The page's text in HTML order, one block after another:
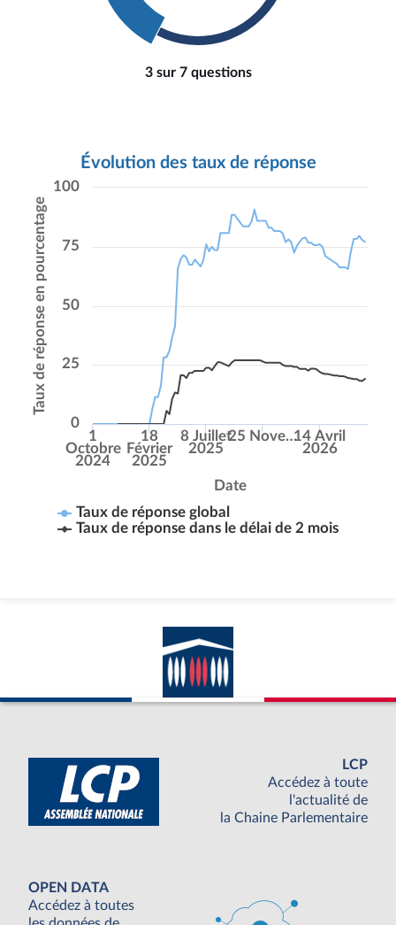
3 sur 7 questions
Évolution des taux de réponse
Date
Taux de réponse en pourcentage
Taux de réponse global
Taux de réponse dans le délai de 2 mois
1
Octobre
2024
18
Février
2025
8 Juillet
2025
25 Nove…14 Avril
2026
0
100
25
50
75
LCP
Accédez à toute
l'actualité de
la Chaine Parlementaire
OPEN DATA
Accédez à toutes